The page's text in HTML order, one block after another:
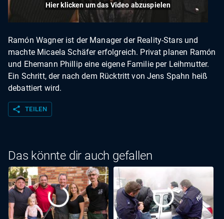
Hier klicken um das Video abzuspielen
Ramón Wagner ist der Manager der Reality-Stars und
machte Micaela Schäfer erfolgreich. Privat planen Ramón
und Ehemann Phillip eine eigene Familie per Leihmutter.
Ein Schritt, der nach dem Rücktritt von Jens Spahn heiß
debattiert wird.
share TEILEN
Das könnte dir auch gefallen